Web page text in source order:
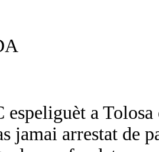
espeliguèt a
jamai arrestat de